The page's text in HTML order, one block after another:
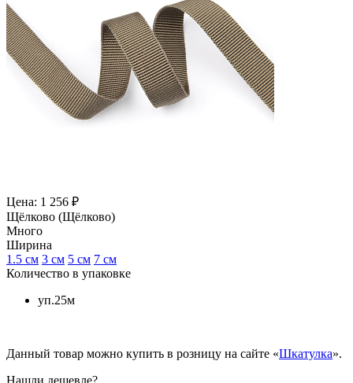
Цена: 1 256 ₽
Щёлково (Щёлково)
Много
Ширина
1.5 см 3 см 5 см 7 см
Количество в упаковке
уп.25м
Данный товар можно купить в розницу на сайте «Шкатулка».
Нашли дешевле?